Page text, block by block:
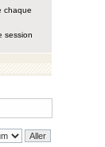
chaque
session